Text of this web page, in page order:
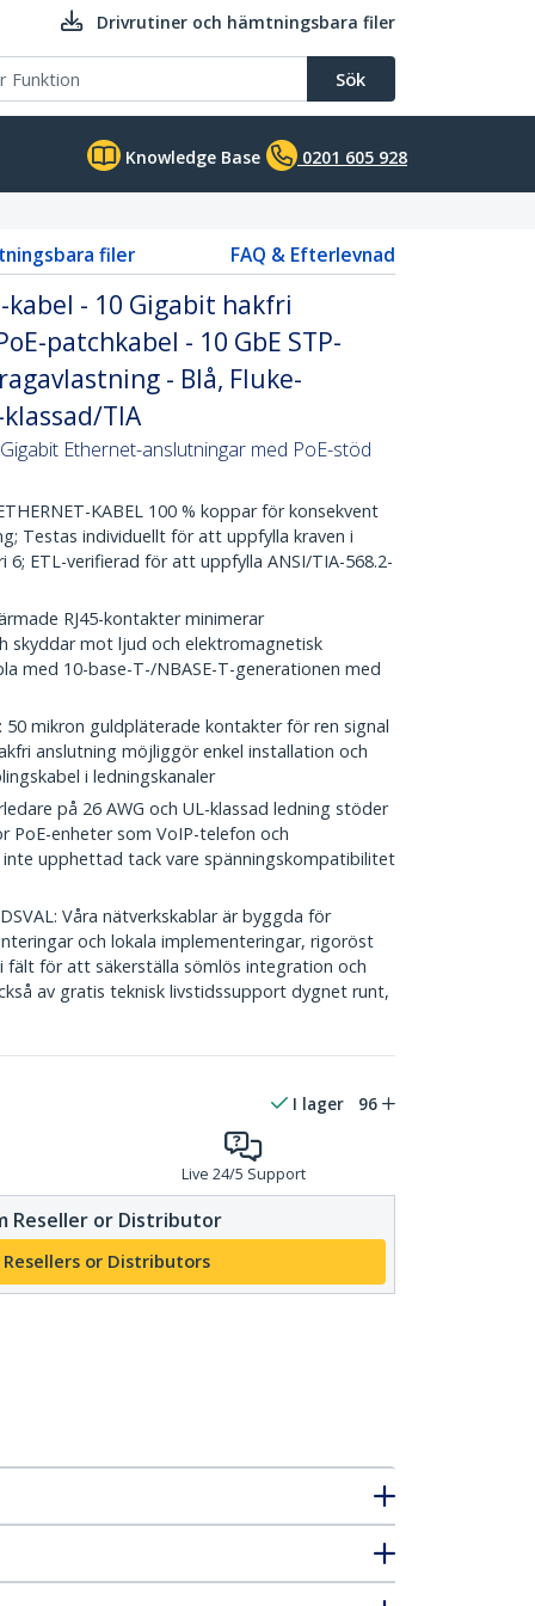
Drivrutiner och hämtningsbara filer
Sök
Knowledge Base 0201 605 928
filer FAQ & Efterlevnad
kabel - 10 Gigabit hakfri
patchkabel - 10 GbE STP-
- Blå, Fluke-
TIA
Ethernet-anslutningar med PoE-stöd
KABEL 100 % koppar för konsekvent
Testas individuellt för att uppfylla kraven i
6; ETL-verifierad för att uppfylla ANSI/TIA-568.2-
RJ45-kontakter minimerar
skyddar mot ljud och elektromagnetisk
med 10-base-T-/NBASE-T-generationen med
50 mikron guldpläterade kontakter för ren signal
anslutning möjliggör enkel installation och
i ledningskanaler
på 26 AWG och UL-klassad ledning stöder
PoE-enheter som VoIP-telefon och
inte upphettad tack vare spänningskompatibilitet
Våra nätverkskablar är byggda för
och lokala implementeringar, rigoröst
för att säkerställa sömlös integration och
av gratis teknisk livstidssupport dygnet runt,
I lager 96
Live 24/5 Support
Reseller or Distributor
Resellers or Distributors